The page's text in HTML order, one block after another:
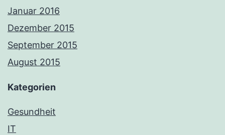
Januar 2016
Dezember 2015
September 2015
August 2015
Kategorien
Gesundheit
IT